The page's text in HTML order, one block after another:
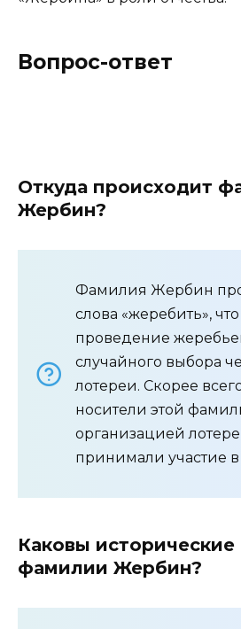
Вопрос-ответ
Откуда происходит
Жербин?
Фамилия Жербин
слова «жеребить»,
проведение
случайного выбора
лотереи. Скорее
носители этой
организацией
принимали участие в
Каковы исторические
фамилии Жербин?